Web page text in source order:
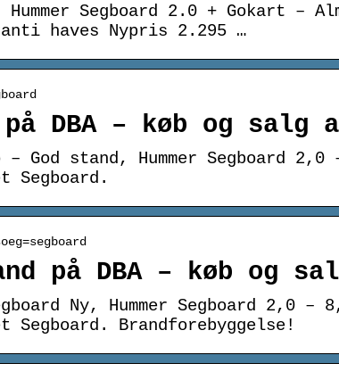
Segboard 2.0 + Gokart –
haves Nypris 2.295 …
på DBA – køb og
– God stand, Hummer Segboard
på DBA – køb og
Ny, Hummer Segboard 2,0
Brandforebyggelse!